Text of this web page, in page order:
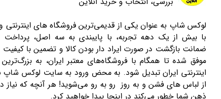
لوکس شاپ به عنوان یکی از قدیمی‌ترین فروشگاه های
با بیش از یک دهه تجربه، با پایبندی به سه اصل،
ضمانت بازگشت در صورت ایراد دار بودن کالا و تضمین با کیفیت
موفق شده تا همگام با فروشگاه‌های معتبر ایران، به
اینترنتی ایران تبدیل شود. به محض ورود به سایت لوکس شاپ
از لباس های فشن و به روز رو به رو می‌شوید! هر آنچه که نیاز
ذهن شما خطور می‌کند در اینجا پیدا خواهید کرد.